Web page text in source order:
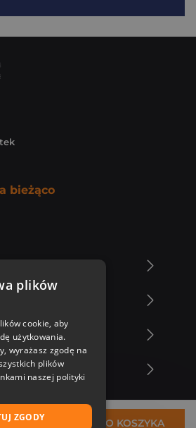
DO KOSZYKA
bieżąco
plików
cookie, aby
użytkowania.
wyrażasz zgodę na
plików
naszej polityki
ZGODY